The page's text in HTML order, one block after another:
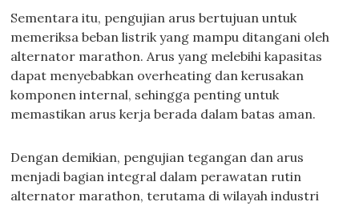
Sementara itu, pengujian arus bertujuan untuk
memeriksa beban listrik yang mampu ditangani oleh
alternator marathon. Arus yang melebihi kapasitas
dapat menyebabkan overheating dan kerusakan
komponen internal, sehingga penting untuk
memastikan arus kerja berada dalam batas aman.
Dengan demikian, pengujian tegangan dan arus
menjadi bagian integral dalam perawatan rutin
alternator marathon, terutama di wilayah industri